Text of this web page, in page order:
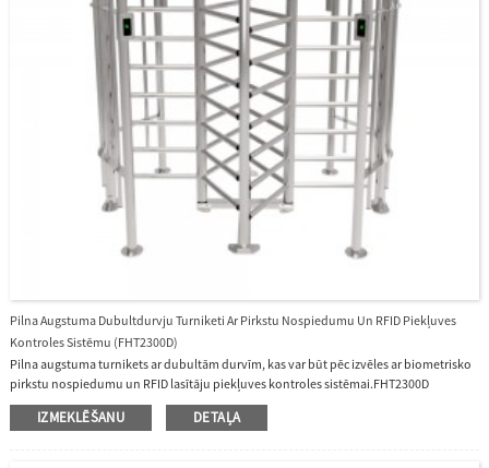
Pilna Augstuma Dubultdurvju Turniketi Ar Pirkstu Nospiedumu Un RFID Piekļuves
Kontroles Sistēmu (FHT2300D)
Pilna augstuma turnikets ar dubultām durvīm, kas var būt pēc izvēles ar biometrisko
pirkstu nospiedumu un RFID lasītāju piekļuves kontroles sistēmai.FHT2300D
dubultdurvju turniketu pilnā augstumā var izmantot iekštelpās vai ārā.Tas ir ar
pusautomātisku mehānismu, redzamu indikatoru, US304 nerūsējošā tērauda
IZMEKLĒŠANU DETAĻA